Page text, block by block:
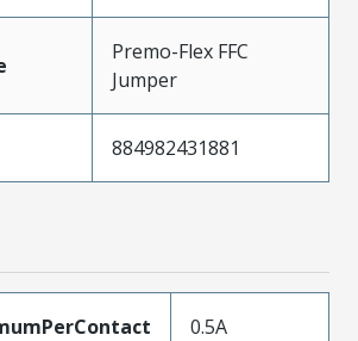
Premo-Flex FFC
Jumper
884982431881
0.5A